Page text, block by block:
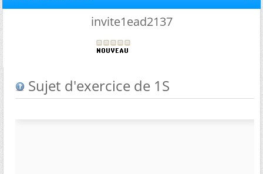
invite1ead2137
Sujet d'exercice de 1S